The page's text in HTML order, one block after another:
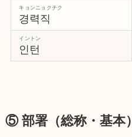
경력직
キョンニョクチク
인턴
イントン
⑤ 部署（総称・基本）